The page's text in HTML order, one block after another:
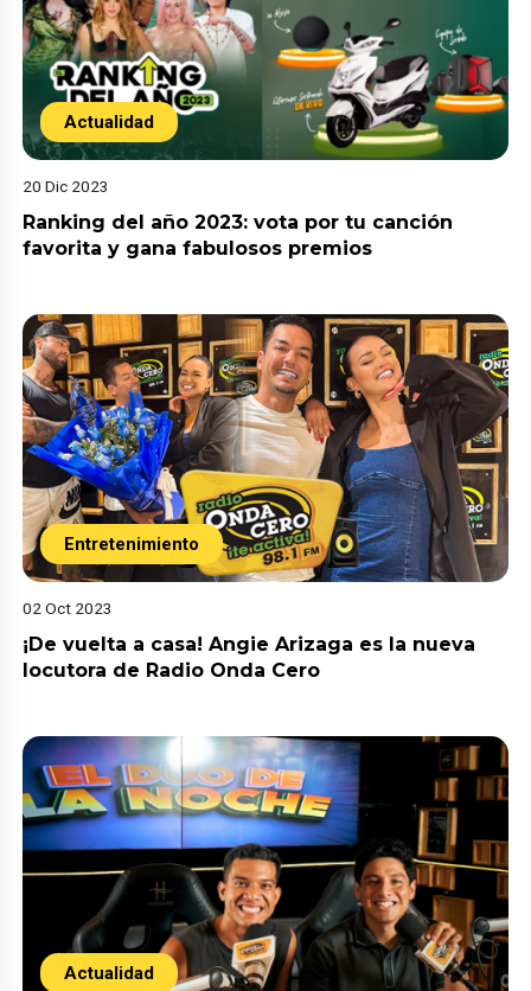
Actualidad
20 Dic 2023
Ranking del año 2023: vota por tu canción
favorita y gana fabulosos premios
Entretenimiento
02 Oct 2023
¡De vuelta a casa! Angie Arizaga es la nueva
locutora de Radio Onda Cero
Actualidad